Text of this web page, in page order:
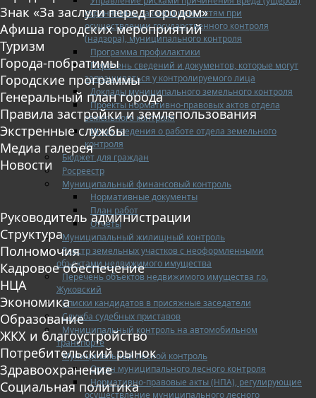
охраняемым законом ценностям при
осуществлении государственного контроля
(надзора), муниципального контроля
Программа профилактики
Перечень сведений и документов, которые могут
запрашиваться у контролируемого лица
Доклады муниципального земельного контроля
Проекты нормативно-правовых актов отдела
земельного контроля
Иные сведения о работе отдела земельного
контроля
Бюджет для граждан
Росреестр
Муниципальный финансовый контроль
Нормативные документы
План работ
Отчеты
Муниципальный жилищный контроль
Реестр земельных участков с неоформленными
объектами недвижимого имущества
Перечень объектов недвижимого имущества г.о.
Жуковский
Списки кандидатов в присяжные заседатели
Служба судебных приставов
Муниципальный контроль на автомобильном
транспорте
Муниципальный лесной контроль
Орган муниципального лесного контроля
Нормативно-правовые акты (НПА), регулирующие
осуществление муниципального лесного
Знак «За заслуги перед городом»
Афиша городских мероприятий
Туризм
Города-побратимы
Городские программы
Генеральный план города
Правила застройки и землепользования
Экстренные службы
Медиа галерея
Новости
Руководитель администрации
Структура
Полномочия
Кадровое обеспечение
НЦА
Экономика
Образование
ЖКХ и благоустройство
Потребительский рынок
Здравоохранение
Социальная политика